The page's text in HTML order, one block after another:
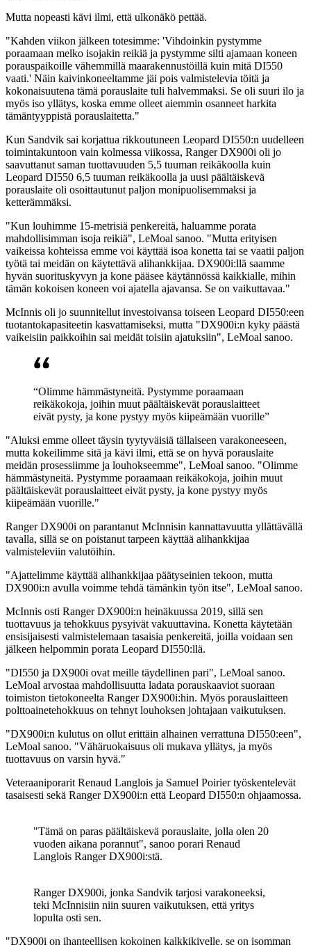
Mutta nopeasti kävi ilmi, että ulkonäkö pettää.
"Kahden viikon jälkeen totesimme: 'Vihdoinkin pystymme
poraamaan melko isojakin reikiä ja pystymme silti ajamaan koneen
porauspaikoille vähemmillä maarakennustöillä kuin mitä DI550
vaati.' Näin kaivinkoneeltamme jäi pois valmistelevia töitä ja
kokonaisuutena tämä porauslaite tuli halvemmaksi. Se oli suuri ilo ja
myös iso yllätys, koska emme olleet aiemmin osanneet harkita
tämäntyyppistä porauslaitetta."
Kun Sandvik sai korjattua rikkoutuneen Leopard DI550:n uudelleen
toimintakuntoon vain kolmessa viikossa, Ranger DX900i oli jo
saavuttanut saman tuottavuuden 5,5 tuuman reikäkoolla kuin
Leopard DI550 6,5 tuuman reikäkoolla ja uusi päältäiskevä
porauslaite oli osoittautunut paljon monipuolisemmaksi ja
ketterämmäksi.
"Kun louhimme 15-metrisiä penkereitä, haluamme porata
mahdollisimman isoja reikiä", LeMoal sanoo. "Mutta erityisen
vaikeissa kohteissa emme voi käyttää isoa konetta tai se vaatii paljon
työtä tai meidän on käytettävä alihankkijaa. DX900i:llä saamme
hyvän suorituskyvyn ja kone pääsee käytännössä kaikkialle, mihin
tämän kokoisen koneen voi ajatella ajavansa. Se on vaikuttavaa."
McInnis oli jo suunnitellut investoivansa toiseen Leopard DI550:een
tuotantokapasiteetin kasvattamiseksi, mutta "DX900i:n kyky päästä
vaikeisiin paikkoihin sai meidät toisiin ajatuksiin", LeMoal sanoo.
“Olimme hämmästyneitä. Pystymme poraamaan
reikäkokoja, joihin muut päältäiskevät porauslaitteet
eivät pysty, ja kone pystyy myös kiipeämään vuorille”
"Aluksi emme olleet täysin tyytyväisiä tällaiseen varakoneeseen,
mutta kokeilimme sitä ja kävi ilmi, että se on hyvä porauslaite
meidän prosessiimme ja louhokseemme", LeMoal sanoo. "Olimme
hämmästyneitä. Pystymme poraamaan reikäkokoja, joihin muut
päältäiskevät porauslaitteet eivät pysty, ja kone pystyy myös
kiipeämään vuorille."
Ranger DX900i on parantanut McInnisin kannattavuutta yllättävällä
tavalla, sillä se on poistanut tarpeen käyttää alihankkijaa
valmisteleviin valutöihin.
"Ajattelimme käyttää alihankkijaa päätyseinien tekoon, mutta
DX900i:n avulla voimme tehdä tämänkin työn itse", LeMoal sanoo.
McInnis osti Ranger DX900i:n heinäkuussa 2019, sillä sen
tuottavuus ja tehokkuus pysyivät vakuuttavina. Konetta käytetään
ensisijaisesti valmistelemaan tasaisia penkereitä, joilla voidaan sen
jälkeen helpommin porata Leopard DI550:llä.
"DI550 ja DX900i ovat meille täydellinen pari", LeMoal sanoo.
LeMoal arvostaa mahdollisuutta ladata porauskaaviot suoraan
toimiston tietokoneelta Ranger DX900i:hin. Myös porauslaitteen
polttoainetehokkuus on tehnyt louhoksen johtajaan vaikutuksen.
"DX900i:n kulutus on ollut erittäin alhainen verrattuna DI550:een",
LeMoal sanoo. "Vähäruokaisuus oli mukava yllätys, ja myös
tuottavuus on varsin hyvä."
Veteraaniporarit Renaud Langlois ja Samuel Poirier työskentelevät
tasaisesti sekä Ranger DX900i:n että Leopard DI550:n ohjaamossa.
"Tämä on paras päältäiskevä porauslaite, jolla olen 20
vuoden aikana porannut", sanoo porari Renaud
Langlois Ranger DX900i:stä.
Ranger DX900i, jonka Sandvik tarjosi varakoneeksi,
teki McInnisiin niin suuren vaikutuksen, että yritys
lopulta osti sen.
"DX900i on ihanteellisen kokoinen kalkkikivelle, se on isomman